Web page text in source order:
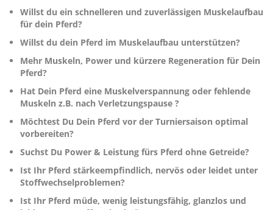
Willst du ein schnelleren und zuverlässigen Muskelaufbau
für dein Pferd?
Willst du dein Pferd im Muskelaufbau unterstützen?
Mehr Muskeln, Power und kürzere Regeneration für Dein
Pferd?
Hat Dein Pferd eine Muskelverspannung oder fehlende
Muskeln z.B. nach Verletzungspause ?
Möchtest Du Dein Pferd vor der Turniersaison optimal
vorbereiten?
Suchst Du Power & Leistung fürs Pferd ohne Getreide?
Ist Ihr Pferd stärkeempfindlich, nervös oder leidet unter
Stoffwechselproblemen?
Ist Ihr Pferd müde, wenig leistungsfähig, glanzlos und